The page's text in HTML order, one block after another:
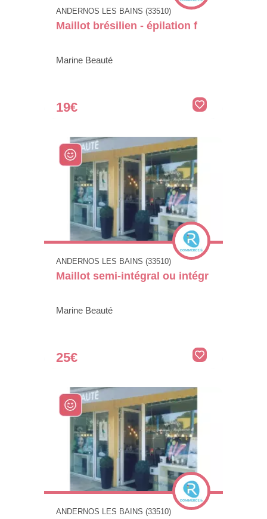
ANDERNOS LES BAINS (33510)
Maillot brésilien - épilation f
Marine Beauté
19€
ANDERNOS LES BAINS (33510)
Maillot semi-intégral ou intégr
Marine Beauté
25€
ANDERNOS LES BAINS (33510)